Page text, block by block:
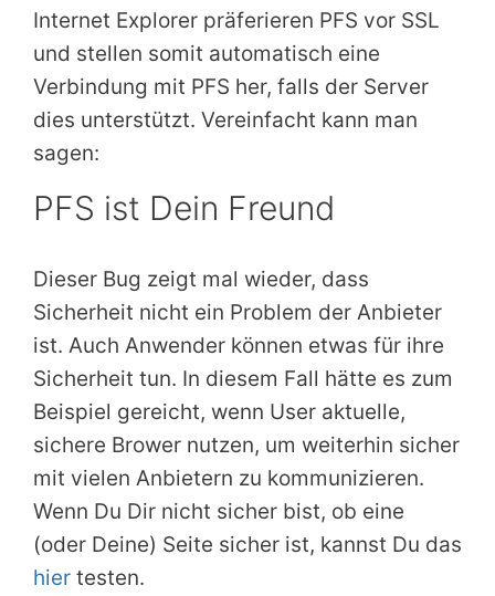
Internet Explorer präferieren PFS vor SSL
und stellen somit automatisch eine
Verbindung mit PFS her, falls der Server
dies unterstützt. Vereinfacht kann man
sagen:
PFS ist Dein Freund
Dieser Bug zeigt mal wieder, dass
Sicherheit nicht ein Problem der Anbieter
ist. Auch Anwender können etwas für ihre
Sicherheit tun. In diesem Fall hätte es zum
Beispiel gereicht, wenn User aktuelle,
sichere Brower nutzen, um weiterhin sicher
mit vielen Anbietern zu kommunizieren.
Wenn Du Dir nicht sicher bist, ob eine
(oder Deine) Seite sicher ist, kannst Du das
hier testen.